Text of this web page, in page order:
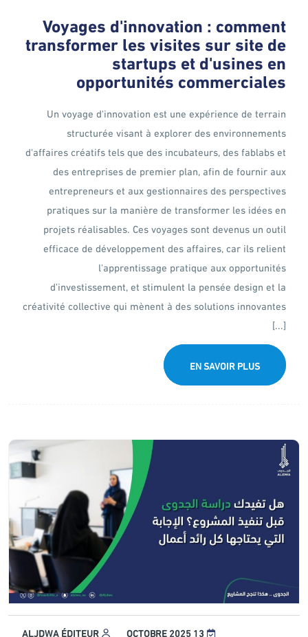
Voyages d'innovation : comment
transformer les visites sur site de
startups et d'usines en
opportunités commerciales
Un voyage d'innovation est une expérience de terrain
structurée visant à explorer des environnements
d'affaires créatifs tels que des incubateurs, des fablabs et
des entreprises de premier plan, afin de fournir aux
entrepreneurs et aux gestionnaires des perspectives
pratiques sur la manière de transformer les idées en
projets réalisables. Ces voyages sont devenus un outil
efficace de développement des affaires, car ils relient
l'apprentissage pratique aux opportunités
d'investissement, et stimulent la pensée design et la
créativité collective qui mènent à des solutions innovantes
[...]
EN SAVOIR PLUS
13 OCTOBRE 2025
ALJDWA ÉDITEUR